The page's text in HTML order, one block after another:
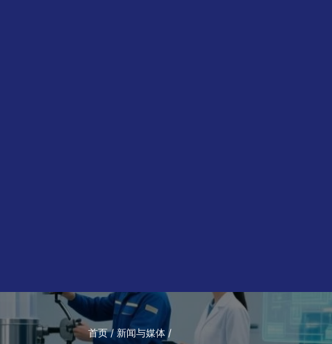
首页 / 新闻与媒体 /